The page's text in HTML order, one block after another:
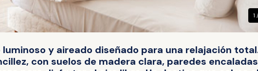
1
luminoso y aireado diseñado para una relajación
con suelos de madera clara, paredes